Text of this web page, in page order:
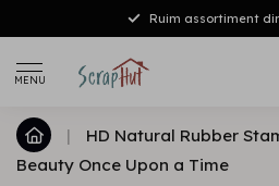
Ruim assortiment
MENU
|
HD Natural Rubber
Beauty Once Upon a Time